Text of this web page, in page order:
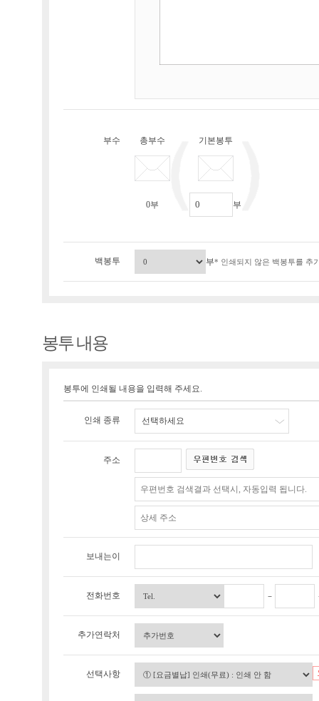
부수 총부수
0부
기본봉투
부
백봉투 부* 인쇄되지 않은 백봉투를 추
봉투 내용
봉투에 인쇄될 내용을 입력해 주세요.
인쇄 종류 선택하세요
주소
보내는이
전화번호
추가연락처
선택사항